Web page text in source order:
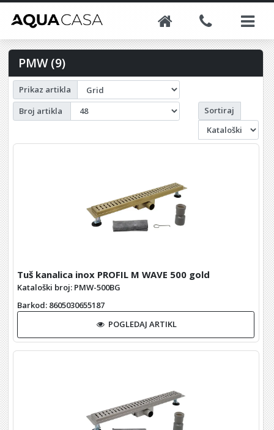
PMW (9)
Prikaz artikla
Broj artikla
Sortiraj
Tuš kanalica inox PROFIL M WAVE 500 gold
Kataloški broj: PMW-500BG
Barkod: 8605030655187
POGLEDAJ ARTIKL